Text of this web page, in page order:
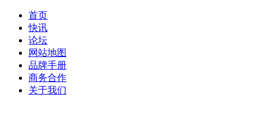
首页
快讯
论坛
网站地图
品牌手册
商务合作
关于我们